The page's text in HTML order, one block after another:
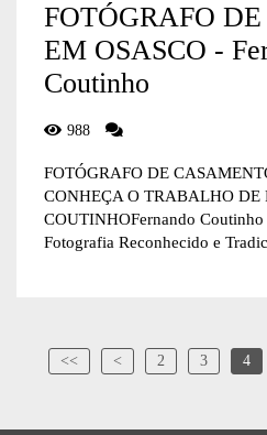
FOTÓGRAFO
EM OSASCO -
Coutinho
988
FOTÓGRAFO DE
CONHEÇA O TRABALHO DE
COUTINHOFernando Coutinho
Fotografia Reconhecido e
<< < 2 3 4